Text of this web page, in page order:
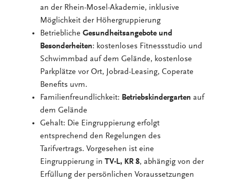
an der Rhein-Mosel-Akademie, inklusive
Möglichkeit der Höhergruppierung
BetrieblicheGesundheitsangebote und
Besonderheiten: kostenloses Fitnessstudio und
Schwimmbad auf dem Gelände, kostenlose
Parkplätze vor Ort, Jobrad-Leasing, Coperate
Benefits uvm.
Familienfreundlichkeit: Betriebskindergarten auf
dem Gelände
Gehalt: Die Eingruppierung erfolgt
entsprechend den Regelungen des
Tarifvertrags. Vorgesehen ist eine
Eingruppierung inTV-L, KR 8, abhängig von der
Erfüllung der persönlichen Voraussetzungen